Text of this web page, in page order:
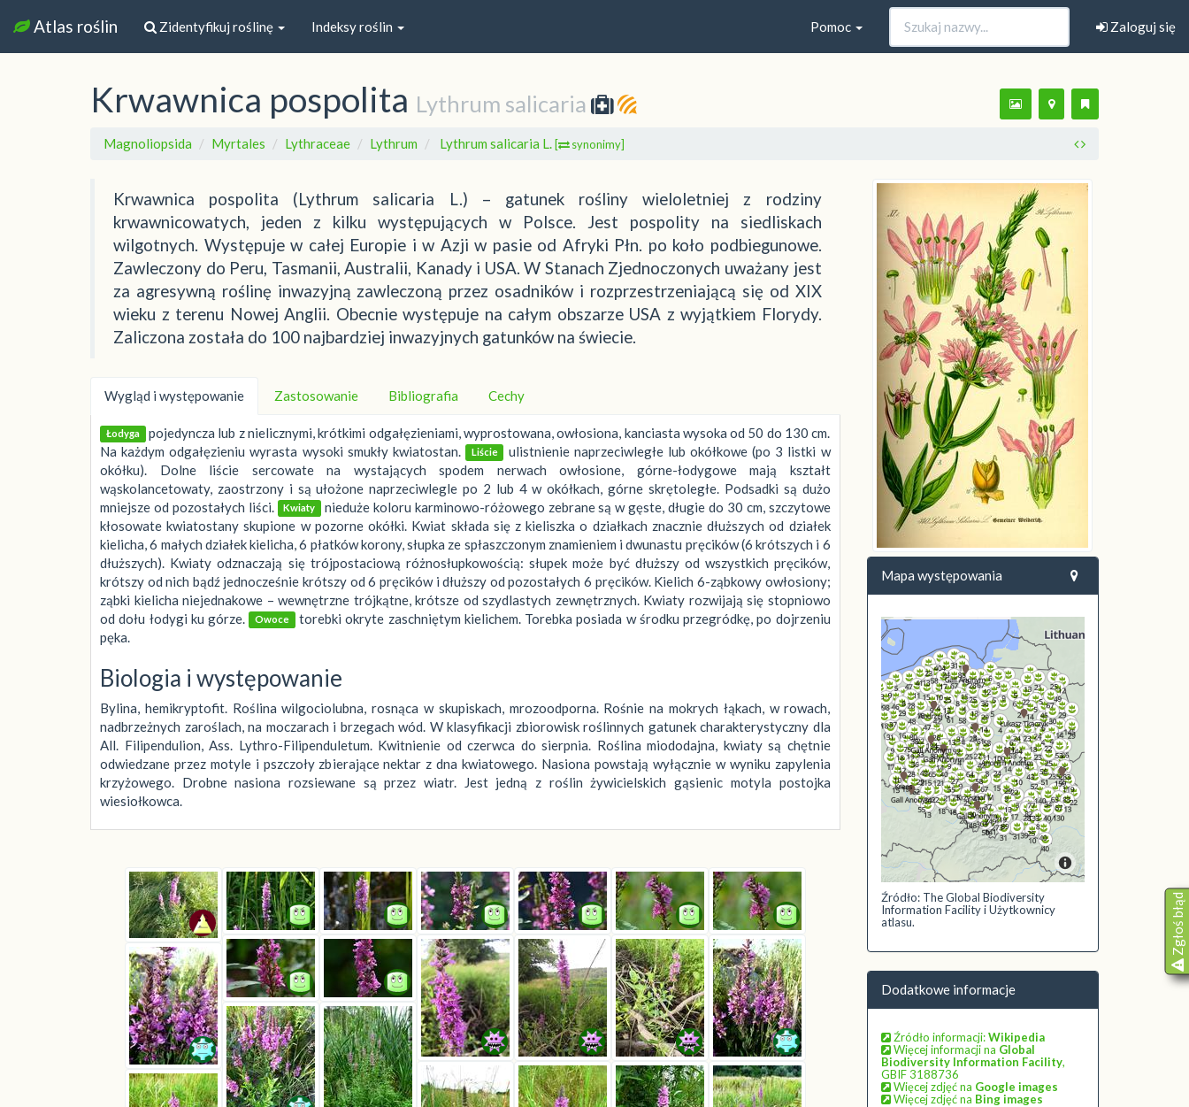
Atlas roślin Zidentyfikuj roślinę Indeksy roślin Zaloguj się
Pomoc
Krwawnica pospolita Lythrum salicaria
Magnoliopsida Myrtales Lythraceae Lythrum Lythrum salicaria L. [ synonimy]
Krwawnica pospolita (Lythrum salicaria L.) – gatunek rośliny wieloletniej z rodziny
krwawnicowatych, jeden z kilku występujących w Polsce. Jest pospolity na siedliskach
wilgotnych. Występuje w całej Europie i w Azji w pasie od Afryki Płn. po koło podbiegunowe.
Zawleczony do Peru, Tasmanii, Australii, Kanady i USA. W Stanach Zjednoczonych uważany jest
za agresywną roślinę inwazyjną zawleczoną przez osadników i rozprzestrzeniającą się od XIX
wieku z terenu Nowej Anglii. Obecnie występuje na całym obszarze USA z wyjątkiem Florydy.
Zaliczona została do 100 najbardziej inwazyjnych gatunków na świecie.
Wygląd i występowanie Zastosowanie Bibliografia Cechy
Łodyga pojedyncza lub z nielicznymi, krótkimi odgałęzieniami, wyprostowana, owłosiona, kanciasta wysoka od 50 do 130 cm.
Na każdym odgałęzieniu wyrasta wysoki smukły kwiatostan.
Liście
ulistnienie naprzeciwległe lub okółkowe (po 3 listki w
okółku). Dolne liście sercowate na wystających spodem nerwach owłosione, górne-łodygowe mają kształt
wąskolancetowaty, zaostrzony i są ułożone naprzeciwlegle po 2 lub 4 w okółkach, górne skrętoległe. Podsadki są dużo
mniejsze od pozostałych liści.
Kwiaty
nieduże koloru karminowo-różowego zebrane są w gęste, długie do 30 cm, szczytowe
kłosowate kwiatostany skupione w pozorne okółki. Kwiat składa się z kieliszka o działkach znacznie dłuższych od działek
kielicha, 6 małych działek kielicha, 6 płatków korony, słupka ze spłaszczonym znamieniem i dwunastu pręcików (6 krótszych i 6
dłuższych). Kwiaty odznaczają się trójpostaciową różnosłupkowością: słupek może być dłuższy od wszystkich pręcików,
krótszy od nich bądź jednocześnie krótszy od 6 pręcików i dłuższy od pozostałych 6 pręcików. Kielich 6-ząbkowy owłosiony;
ząbki kielicha niejednakowe – wewnętrzne trójkątne, krótsze od szydlastych zewnętrznych. Kwiaty rozwijają się stopniowo
od dołu łodygi ku górze.
Owoce torebki okryte zaschniętym kielichem. Torebka posiada w środku przegródkę, po dojrzeniu
pęka.
Biologia i występowanie
Bylina, hemikryptofit. Roślina wilgociolubna, rosnąca w skupiskach, mrozoodporna. Rośnie na mokrych łąkach, w rowach,
nadbrzeżnych zaroślach, na moczarach i brzegach wód. W klasyfikacji zbiorowisk roślinnych gatunek charakterystyczny dla
All. Filipendulion, Ass. Lythro-Filipenduletum. Kwitnienie od czerwca do sierpnia. Roślina miododajna, kwiaty są chętnie
odwiedzane przez motyle i pszczoły zbierające nektar z dna kwiatowego. Nasiona powstają wyłącznie w wyniku zapylenia
krzyżowego. Drobne nasiona rozsiewane są przez wiatr. Jest jedną z roślin żywicielskich gąsienic motyla postojka
wiesiołkowca.
Mapa występowania
Źródło: The Global Biodiversity
Information Facility i Użytkownicy
atlasu.
Dodatkowe informacje
Źródło informacji:Wikipedia
Więcej informacji na Global
Biodiversity Information Facility,
GBIF 3188736
Więcej zdjęć na Google images
Więcej zdjęć na Bing images
Zgłoś błąd